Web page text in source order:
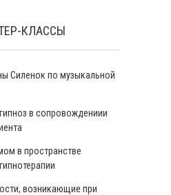
КЛАССЫ
Силенок по музыкальной
в сопровождениии
в пространстве
возникающие при